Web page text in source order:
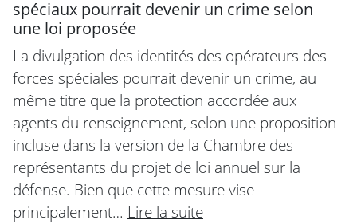
spéciaux pourrait devenir un crime selon
une loi proposée
La divulgation des identités des opérateurs des
forces spéciales pourrait devenir un crime, au
même titre que la protection accordée aux
agents du renseignement, selon une proposition
incluse dans la version de la Chambre des
représentants du projet de loi annuel sur la
défense. Bien que cette mesure vise
principalement… Lire la suite